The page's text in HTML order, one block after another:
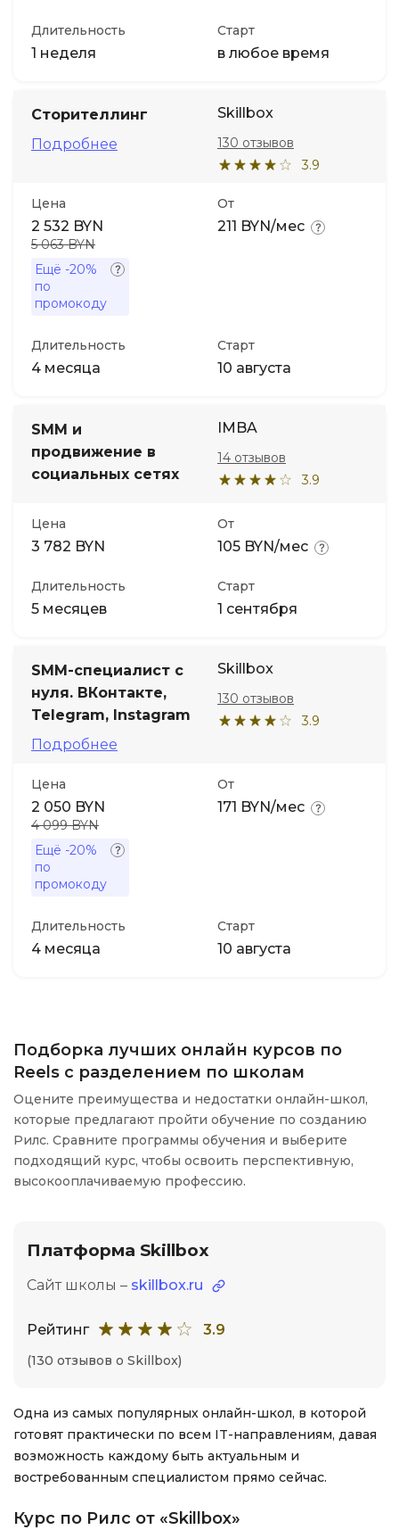
Длительность
1 неделя
Старт
в любое время
Сторителлинг
Подробнее
Skillbox
3.9
130 отзывов
Цена
2 532 BYN
5 063 BYN
Ещё -20%
по
промокоду
От
211 BYN/мес
Длительность
4 месяца
Старт
10 августа
SMM и
продвижение в
социальных сетях
IMBA
3.9
14 отзывов
Цена
3 782 BYN
От
105 BYN/мес
Длительность
5 месяцев
Старт
1 сентября
SMM-специалист с
нуля. ВКонтакте,
Telegram, Instagram
Подробнее
Skillbox
3.9
130 отзывов
Цена
2 050 BYN
4 099 BYN
Ещё -20%
по
промокоду
От
171 BYN/мес
Длительность
4 месяца
Старт
10 августа
Подборка лучших онлайн курсов по
Reels с разделением по школам
Оцените преимущества и недостатки онлайн-школ,
которые предлагают пройти обучение по созданию
Рилс. Сравните программы обучения и выберите
подходящий курс, чтобы освоить перспективную,
высокооплачиваемую профессию.
Платформа Skillbox
Сайт школы – skillbox.ru
Рейтинг 3.9
(130 отзывов о Skillbox)
Одна из самых популярных онлайн-школ, в которой
готовят практически по всем IT-направлениям, давая
возможность каждому быть актуальным и
востребованным специалистом прямо сейчас.
Курс по Рилс от «Skillbox»